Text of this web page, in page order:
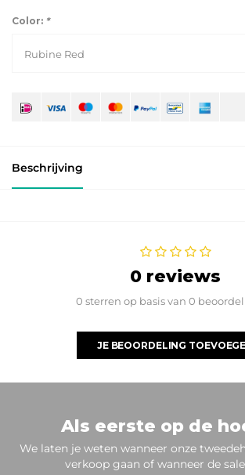
Color: *
Rubine Red
Beschrijving
0 reviews
0 sterren op basis van 0
JE BEOORDELING
Als eerste op de
We laten je weten wanneer onze
verkoop gaan of wanneer de